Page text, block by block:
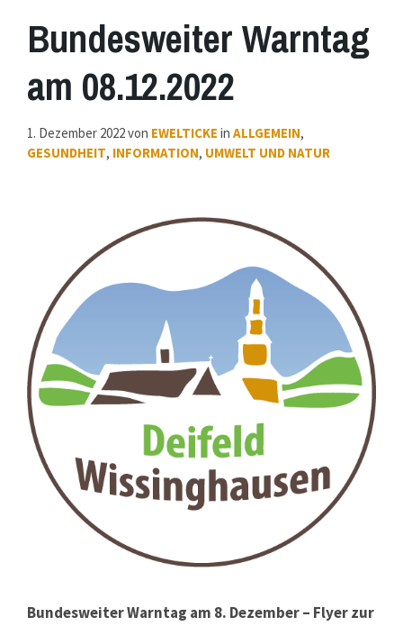
Bundesweiter Warntag
am 08.12.2022
1. Dezember 2022von EWELTICKE in ALLGEMEIN,
GESUNDHEIT, INFORMATION, UMWELT UND NATUR
Bundesweiter Warntag am 8. Dezember – Flyer zur